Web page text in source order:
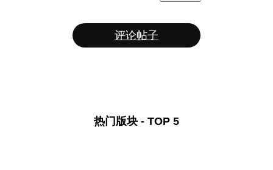
评论帖子
热门版块 - TOP 5